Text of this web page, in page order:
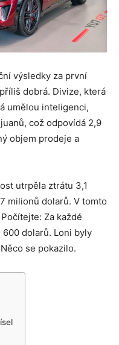
výsledky za první
dobrá. Divize, která
umělou inteligenci,
což odpovídá 2,9
objem prodeje a
utrpěla ztrátu 3,1
milionů dolarů. V tomto
Za každé
dolarů. Loni byly
se pokazilo.